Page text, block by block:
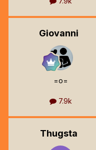
Giovanni
=o=
7.9k
Thugsta